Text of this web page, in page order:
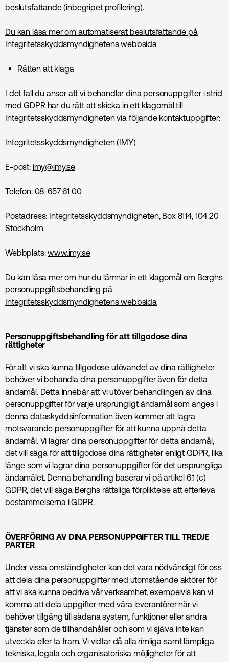
beslutsfattande (inbegripet profilering).
Du kan läsa mer om automatiserat beslutsfattande på
Integritetsskyddsmyndighetens webbsida
Rätten att klaga
I det fall du anser att vi behandlar dina personuppgifter i strid
med GDPR har du rätt att skicka in ett klagomål till
Integritetsskyddsmyndigheten via följande kontaktuppgifter:
Integritetsskyddsmyndigheten (IMY)
E-post: imy@imy.se
Telefon: 08-657 61 00
Postadress: Integritetsskyddsmyndigheten, Box 8114, 104 20
Stockholm
Webbplats:www.imy.se
Du kan läsa mer om hur du lämnar in ett klagomål om Berghs
personuppgiftsbehandling på
Integritetsskyddsmyndighetens webbsida
Personuppgiftsbehandling för att tillgodose dina
rättigheter
För att vi ska kunna tillgodose utövandet av dina rättigheter
behöver vi behandla dina personuppgifter även för detta
ändamål. Detta innebär att vi utöver behandlingen av dina
personuppgifter för varje ursprungligt ändamål som anges i
denna dataskyddsinformation även kommer att lagra
motsvarande personuppgifter för att kunna uppnå detta
ändamål. Vi lagrar dina personuppgifter för detta ändamål,
det vill säga för att tillgodose dina rättigheter enligt GDPR, lika
länge som vi lagrar dina personuppgifter för det ursprungliga
ändamålet. Denna behandling baserar vi på artikel 6.1 (c)
GDPR, det vill säga Berghs rättsliga förpliktelse att efterleva
bestämmelserna i GDPR.
ÖVERFÖRING AV DINA PERSONUPPGIFTER TILL TREDJE
PARTER
Under vissa omständigheter kan det vara nödvändigt för oss
att dela dina personuppgifter med utomstående aktörer för
att vi ska kunna bedriva vår verksamhet, exempelvis kan vi
komma att dela uppgifter med våra leverantörer när vi
behöver tillgång till sådana system, funktioner eller andra
tjänster som de tillhandahåller och som vi själva inte kan
utveckla eller ta fram. Vi vidtar då alla rimliga samt lämpliga
tekniska, legala och organisatoriska möjligheter för att